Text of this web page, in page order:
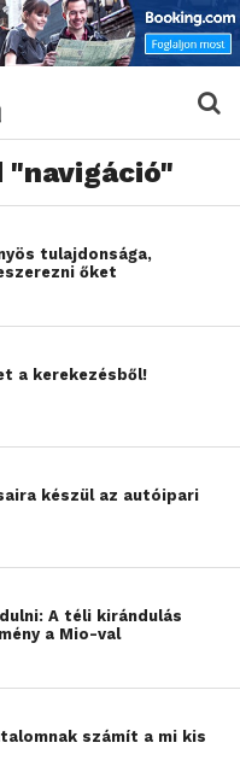
"navigáció"
tulajdonsága,
őket
a kerekezésből!
készül az autóipari
A téli kirándulás
a Mio-val
számít a mi kis